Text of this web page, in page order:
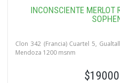
INCONSCIENTE MERLOT
Clon 342 (Francia) Cuartel 5,
Mendoza 1200 msnm